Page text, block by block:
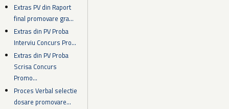
Extras PV din Raport
final promovare gra...
Extras din PV Proba
Interviu Concurs Pro...
Extras din PV Proba
Scrisa Concurs
Promo...
Proces Verbal selectie
dosare promovare...